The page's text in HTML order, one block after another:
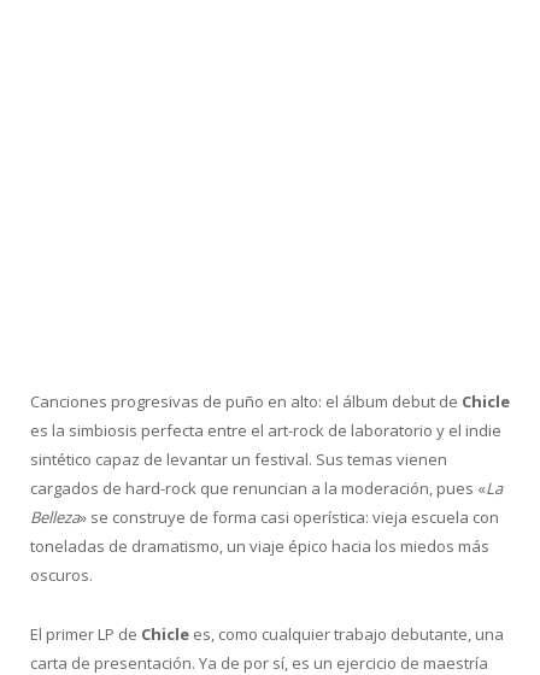
Canciones progresivas de puño en alto: el álbum debut de Chicle
es la simbiosis perfecta entre el art-rock de laboratorio y el indie
sintético capaz de levantar un festival. Sus temas vienen
cargados de hard-rock que renuncian a la moderación, pues «La
Belleza» se construye de forma casi operística: vieja escuela con
toneladas de dramatismo, un viaje épico hacia los miedos más
oscuros.
El primer LP de Chicle es, como cualquier trabajo debutante, una
carta de presentación. Ya de por sí, es un ejercicio de maestría